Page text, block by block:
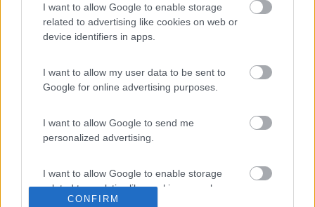
I want to allow Google to enable storage
related to advertising like cookies on web or
device identifiers in apps.
I want to allow my user data to be sent to
Google for online advertising purposes.
I want to allow Google to send me
personalized advertising.
I want to allow Google to enable storage
related to analytics like cookies on web or
device identifiers in apps.
CONFIRM
Inserito il01/08/2022 alle:23:01:24
registrato.
Lo stolto non sa tacere
Omar73
411